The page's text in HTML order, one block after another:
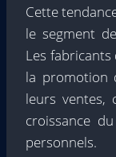
Cette
le segment
Les
la promotion
leurs
croissance
personnels.